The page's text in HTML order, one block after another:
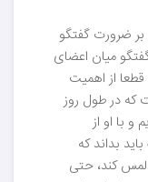
ضرورت گفتگو
میان اعضای
از اهمیت
که در طول روز
و با او از
بداند که
کند، حتی